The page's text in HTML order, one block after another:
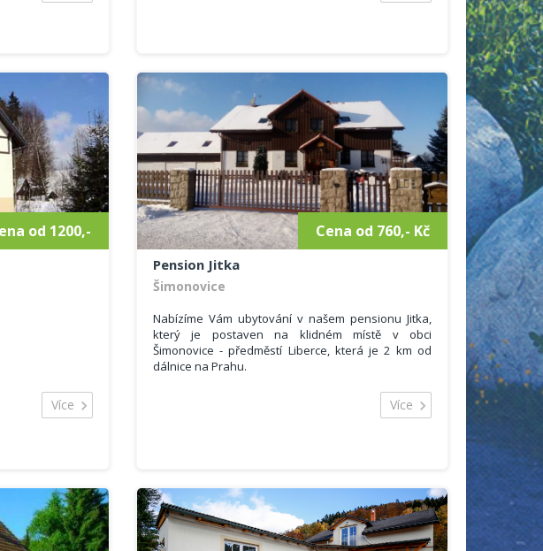
sociální zařízení - wc, umyvadlo, sprchový
televizor
od 1200,-
Více
Cena od 760,- Kč
Pension Jitka
Šimonovice
Nabízíme Vám ubytování v našem pensionu Jitka,
který je postaven na klidném místě v obci
Šimonovice - předměstí Liberce, která je 2 km od
dálnice na Prahu.
oplocenou ovocnou zahradu se zahradním
dalšího drobného sportovního náčiní a v zimě
máme k zapůjčení sáně, ježdíky i boby.
K osvěžení hostů v letních měsících slouží venkovní
Více